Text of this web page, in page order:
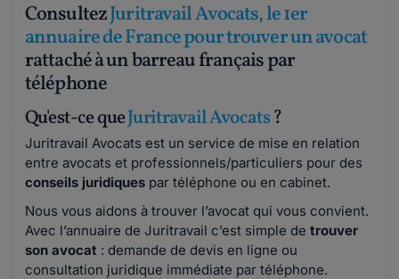
ConsultezJuritravail Avocats, le 1er
annuaire de France pour trouver un avocat
rattaché à un barreau français par
téléphone
Qu'est-ce queJuritravail Avocats?
Juritravail Avocats est un service de mise en relation
entre avocats et professionnels/particuliers pour des
conseils juridiques par téléphone ou en cabinet.
Nous vous aidons à trouver l’avocat qui vous convient.
Avec l’annuaire de Juritravail c’est simple de trouver
son avocat : demande de devis en ligne ou
consultation juridique immédiate par téléphone.